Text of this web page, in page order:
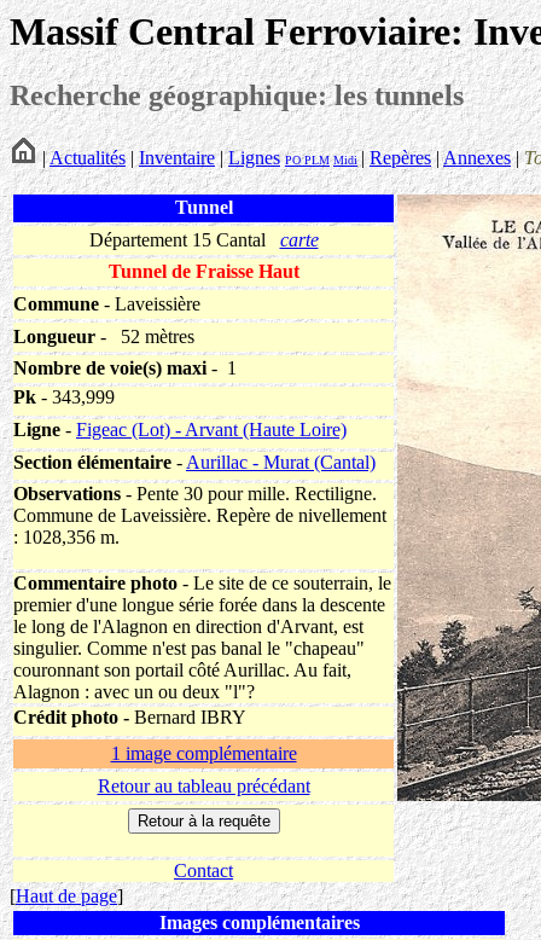
Massif Central Ferroviaire:
Recherche géographique: les tunnels
|Actualités| Inventaire|Lignes POPLM Midi |Repères|Annexes|
Tunnel
Département 15 Cantal carte
Tunnel de Fraisse Haut
Commune - Laveissière
Longueur -
52 mètres
Nombre de voie(s) maxi - 1
Pk - 343,999
Ligne - Figeac (Lot) - Arvant (Haute Loire)
Section élémentaire - Aurillac - Murat (Cantal)
Observations - Pente 30 pour mille. Rectiligne.
Commune de Laveissière. Repère de nivellement
: 1028,356 m.
Commentaire photo - Le site de ce souterrain, le
premier d'une longue série forée dans la descente
le long de l'Alagnon en direction d'Arvant, est
singulier. Comme n'est pas banal le "chapeau"
couronnant son portail côté Aurillac. Au fait,
Alagnon : avec un ou deux "l"?
Crédit photo - Bernard IBRY
1 image complémentaire
Retour au tableau précédant
Contact
[Haut de page]
Images complémentaires